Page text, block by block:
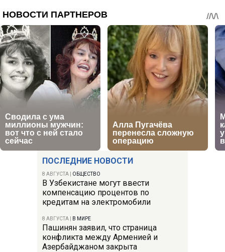
ПОСЛЕДНИЕ НОВОСТИ
8 АВГУСТА ОБЩЕСТВО
В Узбекистане могут ввести
компенсацию процентов по
кредитам на электромобили
8 АВГУСТА В МИРЕ
Пашинян заявил, что страница
конфликта между Арменией и
Азербайджаном закрыта